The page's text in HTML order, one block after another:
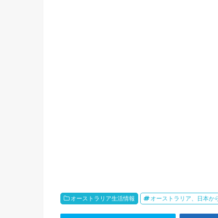
オーストラリア生活情報 オーストラリア、日本か